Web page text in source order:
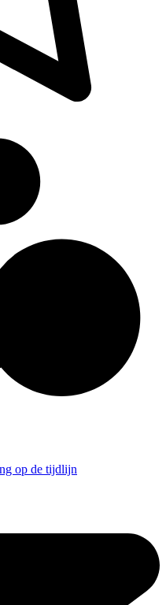
op de tijdlijn